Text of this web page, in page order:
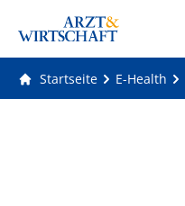
Startseite E-Health